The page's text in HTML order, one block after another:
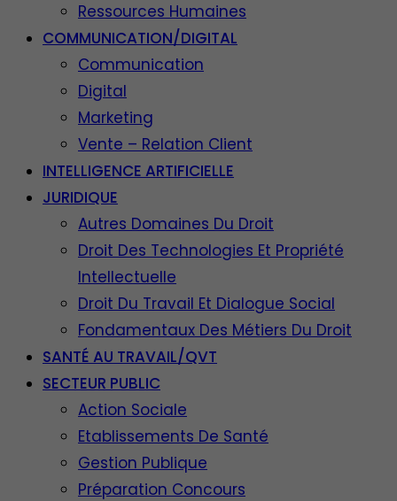
Ressources Humaines
COMMUNICATION/DIGITAL
Communication
Digital
Marketing
Vente – Relation Client
INTELLIGENCE ARTIFICIELLE
JURIDIQUE
Autres Domaines Du Droit
Droit Des Technologies Et Propriété
Intellectuelle
Droit Du Travail Et Dialogue Social
Fondamentaux Des Métiers Du Droit
SANTÉ AU TRAVAIL/QVT
SECTEUR PUBLIC
Action Sociale
Etablissements De Santé
Gestion Publique
Préparation Concours